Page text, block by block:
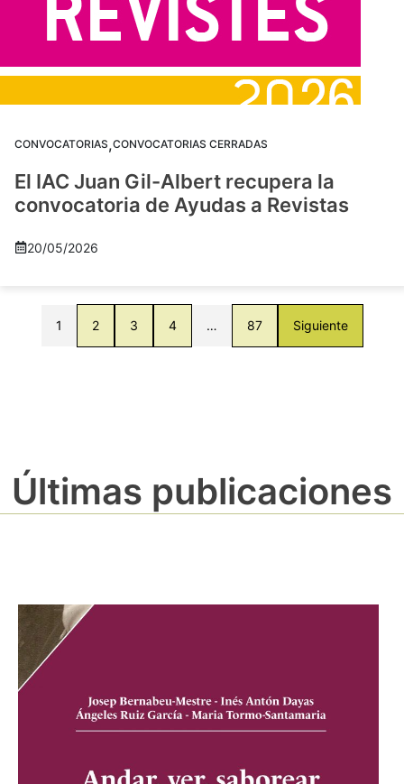
CONVOCATORIAS,CONVOCATORIAS CERRADAS
El IAC Juan Gil-Albert recupera la
convocatoria de Ayudas a Revistas
20/05/2026
1 2 3 4 … 87 Siguiente
Últimas publicaciones